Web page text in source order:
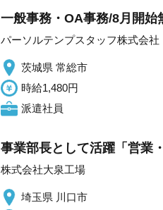
一般事務・OA事務/8月開
パーソルテンプスタッフ株式会社
茨城県 常総市
時給1,480円
派遣社員
事業部長として活躍「営業
株式会社大泉工場
埼玉県 川口市